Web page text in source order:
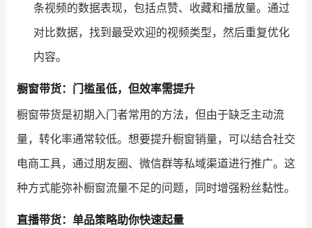
条视频的数据表现，包括点赞、收藏和播放量。通过
对比数据，找到最受欢迎的视频类型，然后重复优化
内容。
橱窗带货：门槛虽低，但效率需提升
橱窗带货是初期入门者常用的方法，但由于缺乏主动流
量，转化率通常较低。想要提升橱窗销量，可以结合社交
电商工具，通过朋友圈、微信群等私域渠道进行推广。这
种方式能弥补橱窗流量不足的问题，同时增强粉丝黏性。
直播带货：单品策略助你快速起量